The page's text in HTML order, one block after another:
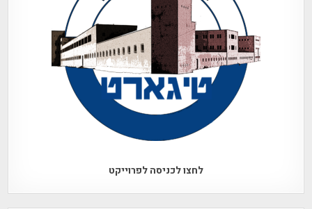
לחצו לכניסה לפרוייקט